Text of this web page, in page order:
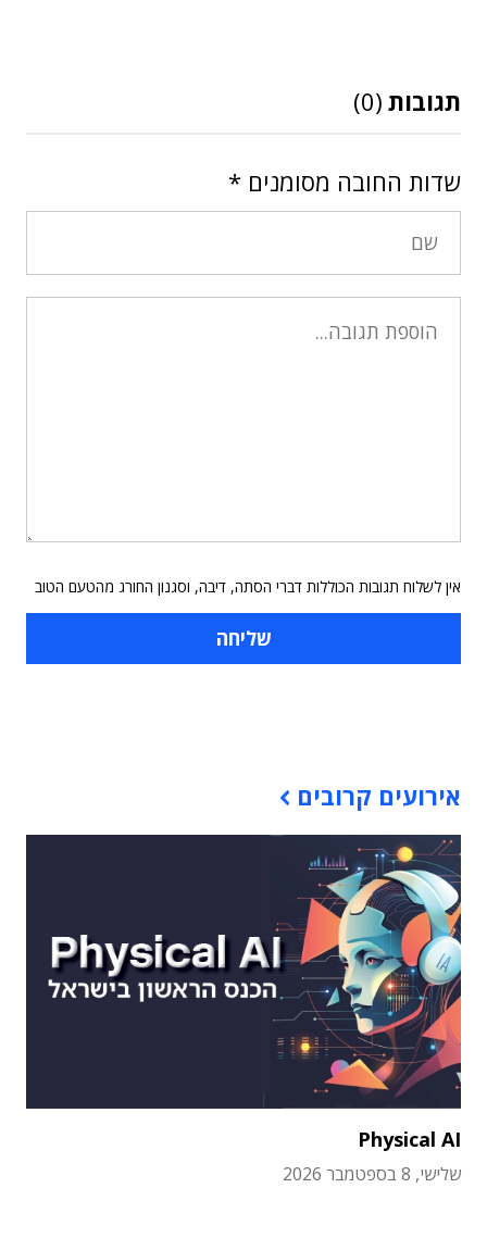
תגובות (0)
שדות החובה מסומנים *
אין לשלוח תגובות הכוללות דברי הסתה, דיבה, וסגנון החורג מהטעם הטוב
אירועים קרובים
Physical AI
שלישי, 8 בספטמבר 2026